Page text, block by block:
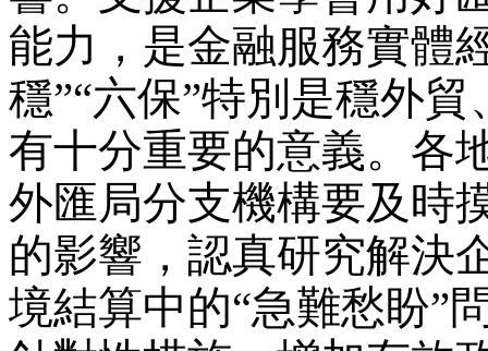
能力，是金融服務實體
穩”“六保”特別是穩外
有十分重要的意義。各
外匯局分支機構要及時
的影響，認真研究解決
境結算中的“急難愁盼”